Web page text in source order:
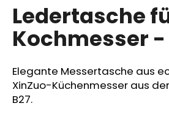
0,0
von
5
Ledertasche
Kochmesser -
Elegante Messertasche aus
XinZuo-Küchenmesser aus
B27.
r
e
p
f
e